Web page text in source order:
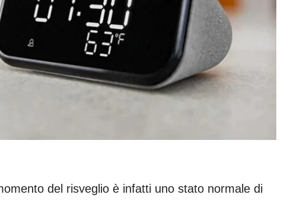
del risveglio è infatti uno stato normale di